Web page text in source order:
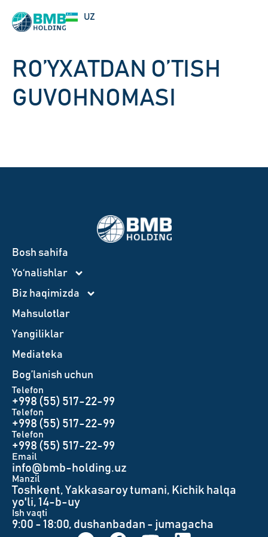
UZ
RU
RO’YXATDAN O’TISH
GUVOHNOMASI
Bosh sahifa
Yo‘nalishlar
Biz haqimizda
Mahsulotlar
Yangiliklar
Mediateka
Bog’lanish uchun
Telefon
+998 (55) 517-22-99
Telefon
+998 (55) 517-22-99
Telefon
+998 (55) 517-22-99
Email
info@bmb-holding.uz​
Manzil
Toshkent, Yakkasaroy tumani, Kichik halqa
yo'li, 14-b-uy
Ish vaqti
9:00 - 18:00, dushanbadan - jumagacha